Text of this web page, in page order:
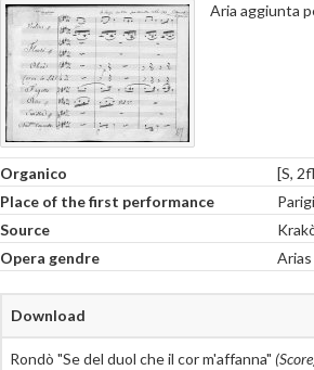
Aria aggiunta
Organico
[S,
Place of the first performance
Parigi
Source
Opera gendre
Download
Rondò "Se del duol che il cor m'affanna"